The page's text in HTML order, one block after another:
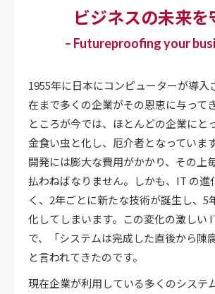
ビジネスの未来を
– Futureproofing your
1955年に日本にコンピューターが導入
在まで多くの企業がその恩恵に与って
ところが今では、ほとんどの企業にと
金食い虫と化し、厄介者となっていま
開発には膨大な費用がかかり、その上
払わねばなりません。しかも、IT の進
く、2年ごとに新たな技術が誕生し、5
化してしまいます。この変化の激しい
で、「システムは完成した直後から陳
と言われてきたのです。
現在企業が利用している多くのシステ